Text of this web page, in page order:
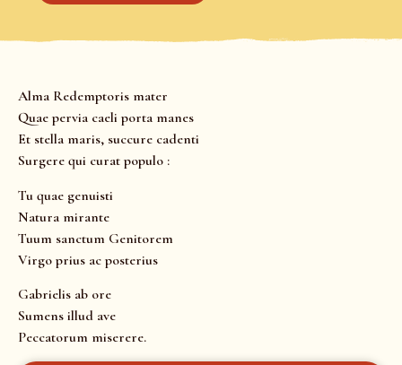
Alma Redemptoris mater
Quae pervia caeli porta manes
Et stella maris, succure cadenti
Surgere qui curat populo :
Tu quae genuisti
Natura mirante
Tuum sanctum Genitorem
Virgo prius ac posterius
Gabrielis ab ore
Sumens illud ave
Peccatorum miserere.